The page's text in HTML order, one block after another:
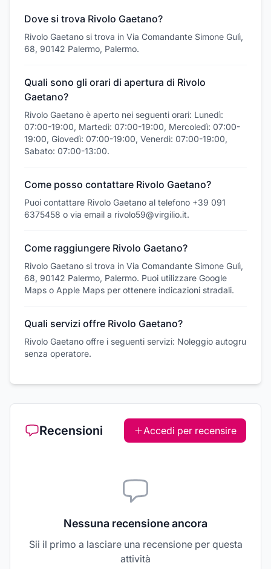
Dove si trova Rivolo Gaetano?
Rivolo Gaetano si trova in Via Comandante Simone Gulì,
68, 90142 Palermo, Palermo.
Quali sono gli orari di apertura di Rivolo
Gaetano?
Rivolo Gaetano è aperto nei seguenti orari: Lunedì:
07:00-19:00, Martedì: 07:00-19:00, Mercoledì: 07:00-
19:00, Giovedì: 07:00-19:00, Venerdì: 07:00-19:00,
Sabato: 07:00-13:00.
Come posso contattare Rivolo Gaetano?
Puoi contattare Rivolo Gaetano al telefono +39 091
6375458 o via email a rivolo59@virgilio.it.
Come raggiungere Rivolo Gaetano?
Rivolo Gaetano si trova in Via Comandante Simone Gulì,
68, 90142 Palermo, Palermo. Puoi utilizzare Google
Maps o Apple Maps per ottenere indicazioni stradali.
Quali servizi offre Rivolo Gaetano?
Rivolo Gaetano offre i seguenti servizi: Noleggio autogru
senza operatore.
Recensioni Accedi per recensire
Nessuna recensione ancora
Sii il primo a lasciare una recensione per questa
attività